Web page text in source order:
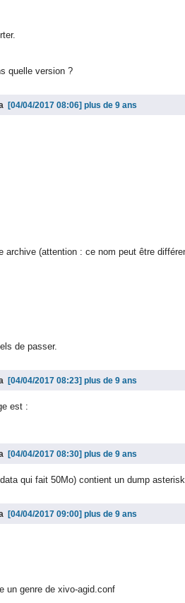
quelle version ?
plus de 9 ans
archive (attention : ce nom peut être
de passer.
plus de 9 ans
est :
plus de 9 ans
qui fait 50Mo) contient un dump
plus de 9 ans
un genre de xivo-agid.conf